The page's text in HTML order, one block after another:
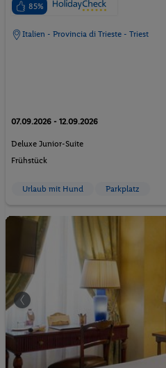
85%
Italien - Provincia di Trieste - Triest
07.09.2026 - 12.09.2026
Deluxe Junior-Suite
Frühstück
Urlaub mit Hund Parkplatz